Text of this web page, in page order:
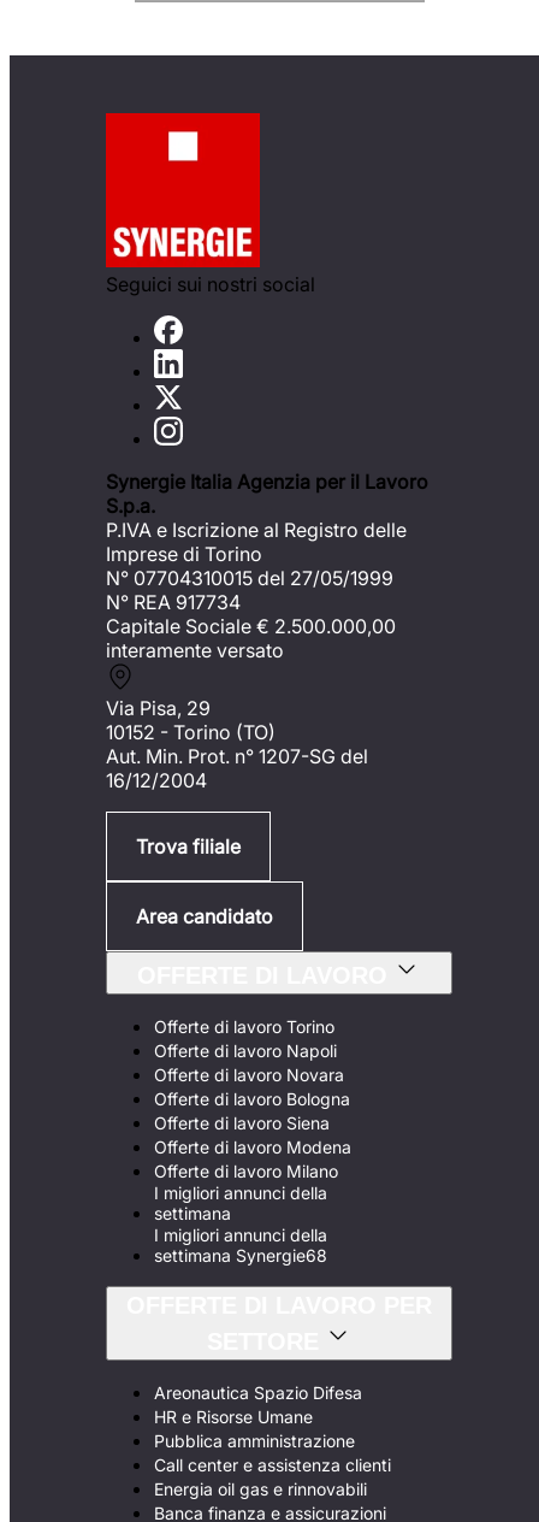
Seguici sui nostri social
Synergie Italia Agenzia per il Lavoro
S.p.a.
P.IVA e Iscrizione al Registro delle
Imprese di Torino
N° 07704310015 del 27/05/1999
N° REA 917734
Capitale Sociale € 2.500.000,00
interamente versato
Via Pisa, 29
10152 - Torino (TO)
Aut. Min. Prot. n° 1207-SG del
16/12/2004
Trova filiale
Area candidato
Offerte di lavoro Torino
Offerte di lavoro Napoli
Offerte di lavoro Novara
Offerte di lavoro Bologna
Offerte di lavoro Siena
Offerte di lavoro Modena
Offerte di lavoro Milano
I migliori annunci della
settimana
I migliori annunci della
settimana Synergie68
Areonautica Spazio Difesa
HR e Risorse Umane
Pubblica amministrazione
Call center e assistenza clienti
Energia oil gas e rinnovabili
Banca finanza e assicurazioni